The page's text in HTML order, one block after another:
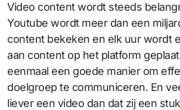
Video content wordt steeds
Youtube wordt meer dan een
content bekeken en elk uur wordt
aan content op het platform
eenmaal een goede manier om
doelgroep te communiceren. En
liever een video dan dat zij een